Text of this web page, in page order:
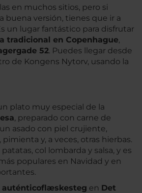
en muchos sitios, pero si
buena versión, tienes que ir a
un lugar fantástico para disfrutar
tradicional en Copenhague,
52. Puedes llegar desde
de Kongens Nytorv, usando la
plato muy especial de la
, preparado con carne de
asado con piel crujiente,
pimienta y, a veces, otras hierbas.
col lombarda y salsa, y es
populares en Navidad y en
auténticoflæskesteg en Det